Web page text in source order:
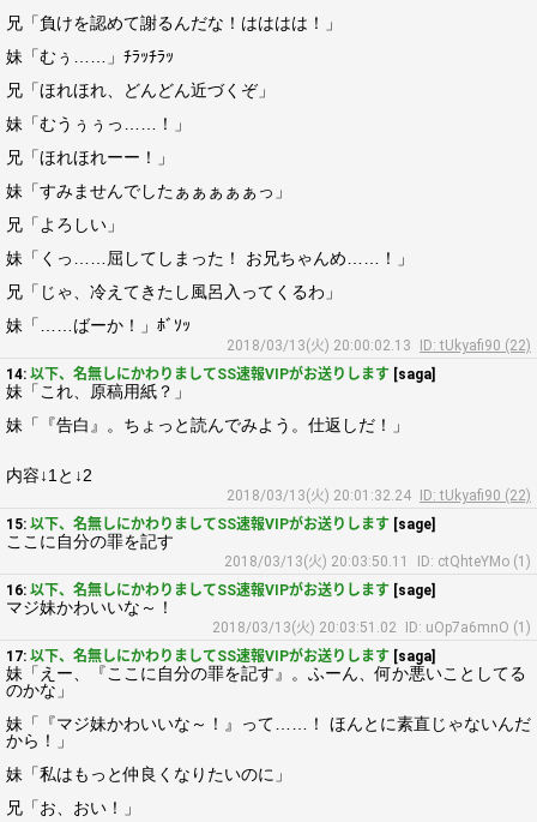
兄「負けを認めて謝るんだな！はははは！」
妹「むぅ……」ﾁﾗｯﾁﾗｯ
兄「ほれほれ、どんどん近づくぞ」
妹「むうぅぅっ……！」
兄「ほれほれーー！」
妹「すみませんでしたぁぁぁぁぁっ」
兄「よろしい」
妹「くっ……屈してしまった！ お兄ちゃんめ……！」
兄「じゃ、冷えてきたし風呂入ってくるわ」
妹「……ばーか！」ﾎﾞｿｯ
2018/03/13(火) 20:00:02.13
ID: tUkyafi90 (22)
14: 以下、名無しにかわりましてSS速報VIPがお送りします [saga]
妹「これ、原稿用紙？」
妹「『告白』。ちょっと読んでみよう。仕返しだ！」
内容↓1と↓2
2018/03/13(火) 20:01:32.24
ID: tUkyafi90 (22)
15: 以下、名無しにかわりましてSS速報VIPがお送りします [sage]
ここに自分の罪を記す
2018/03/13(火) 20:03:50.11
ID: ctQhteYMo (1)
16: 以下、名無しにかわりましてSS速報VIPがお送りします [sage]
マジ妹かわいいな～！
2018/03/13(火) 20:03:51.02
ID: uOp7a6mnO (1)
17: 以下、名無しにかわりましてSS速報VIPがお送りします [saga]
妹「えー、『ここに自分の罪を記す』。ふーん、何か悪いことしてる
のかな」
妹「『マジ妹かわいいな～！』って……！ ほんとに素直じゃないんだ
から！」
妹「私はもっと仲良くなりたいのに」
兄「お、おい！」